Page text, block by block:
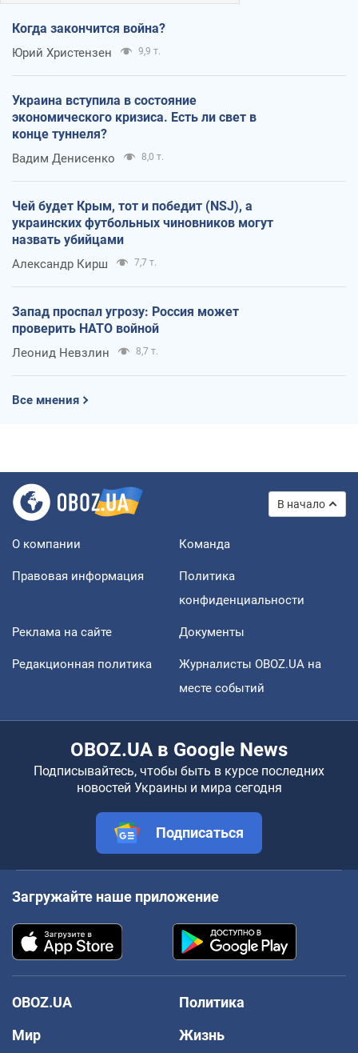
Когда закончится война?
Юрий Христензен 9,9 т.
Украина вступила в состояние
экономического кризиса. Есть ли свет в
конце туннеля?
Вадим Денисенко 8,0 т.
Чей будет Крым, тот и победит (NSJ), а
украинских футбольных чиновников могут
назвать убийцами
Александр Кирш 7,7 т.
Запад проспал угрозу: Россия может
проверить НАТО войной
Леонид Невзлин 8,7 т.
Все мнения
В начало
О компании Команда
Правовая информация
Политика
конфиденциальности
Реклама на сайте Документы
Редакционная политика
Журналисты OBOZ.UA на
месте событий
OBOZ.UA в Google News
Подписывайтесь, чтобы быть в курсе последних
новостей Украины и мира сегодня
Подписаться
Загружайте наше приложение
OBOZ.UA
Политика
Мир
Жизнь